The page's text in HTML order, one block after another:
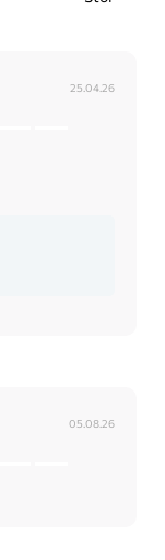
25.04.26
05.08.26